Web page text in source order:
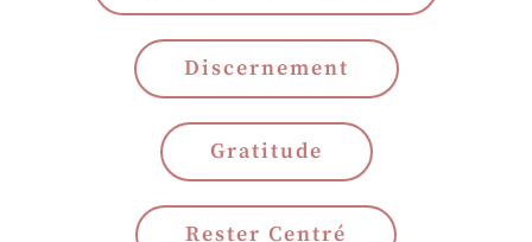
Discernement
Gratitude
Rester Centré